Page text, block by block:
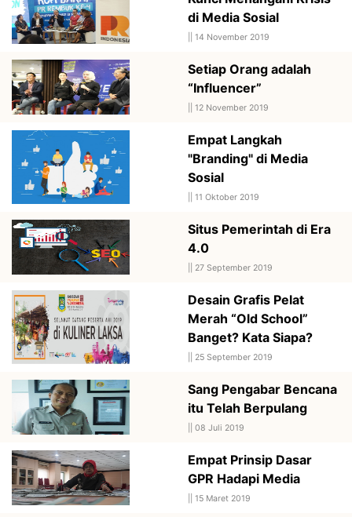
di Media Sosial
14 November 2019
Setiap Orang adalah
“Influencer”
12 November 2019
Empat Langkah
"Branding" di Media
Sosial
11 Oktober 2019
Situs Pemerintah di Era
4.0
27 September 2019
Desain Grafis Pelat
Merah “Old School”
Banget? Kata Siapa?
25 September 2019
Sang Pengabar Bencana
itu Telah Berpulang
08 Juli 2019
Empat Prinsip Dasar
GPR Hadapi Media
15 Maret 2019